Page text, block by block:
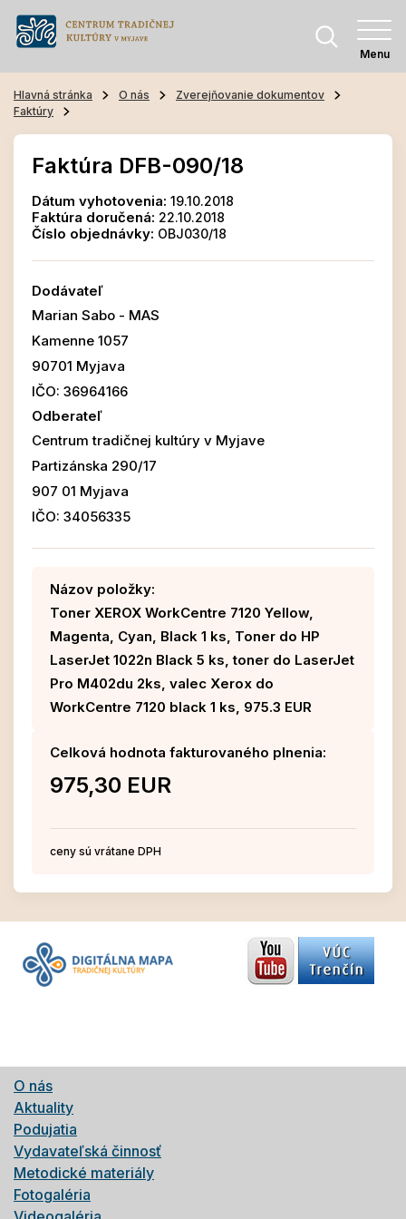
Menu
Hlavná stránka O nás
Zverejňovanie dokumentov
Faktúry
Faktúra DFB-090/18
Dátum vyhotovenia: 19.10.2018
Faktúra doručená: 22.10.2018
Číslo objednávky: OBJ030/18
Dodávateľ
Marian Sabo - MAS
Kamenne 1057
90701 Myjava
IČO: 36964166
Odberateľ
Centrum tradičnej kultúry v Myjave
Partizánska 290/17
907 01 Myjava
IČO: 34056335
Názov položky:
Toner XEROX WorkCentre 7120 Yellow,
Magenta, Cyan, Black 1 ks, Toner do HP
LaserJet 1022n Black 5 ks, toner do LaserJet
Pro M402du 2ks, valec Xerox do
WorkCentre 7120 black 1 ks, 975.3 EUR
Celková hodnota fakturovaného plnenia:
975,30 EUR
ceny sú vrátane DPH
O nás
Aktuality
Podujatia
Vydavateľská činnosť
Metodické materiály
Fotogaléria